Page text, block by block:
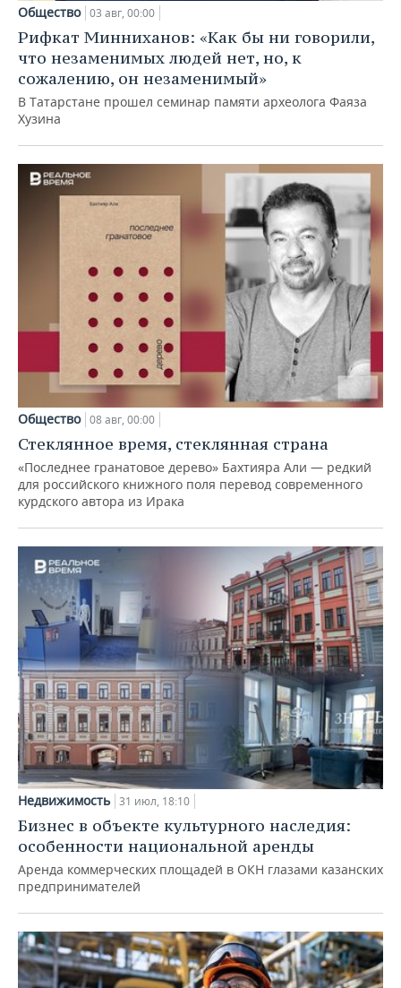
Общество 03 авг, 00:00
Рифкат Минниханов: «Как бы ни говорили,
что незаменимых людей нет, но, к
сожалению, он незаменимый»
В Татарстане прошел семинар памяти археолога Фаяза
Хузина
Общество 08 авг, 00:00
Стеклянное время, стеклянная страна
«Последнее гранатовое дерево» Бахтияра Али — редкий
для российского книжного поля перевод современного
курдского автора из Ирака
Недвижимость 31 июл, 18:10
Бизнес в объекте культурного наследия:
особенности национальной аренды
Аренда коммерческих площадей в ОКН глазами казанских
предпринимателей